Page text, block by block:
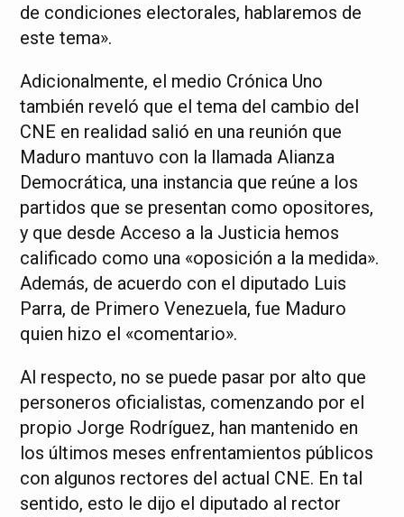
de condiciones electorales, hablaremos de
este tema».
Adicionalmente, el medio Crónica Uno
también reveló que el tema del cambio del
CNE en realidad salió en una reunión que
Maduro mantuvo con la llamada Alianza
Democrática, una instancia que reúne a los
partidos que se presentan como opositores,
y que desde Acceso a la Justicia hemos
calificado como una «oposición a la medida».
Además, de acuerdo con el diputado Luis
Parra, de Primero Venezuela, fue Maduro
quien hizo el «comentario».
Al respecto, no se puede pasar por alto que
personeros oficialistas, comenzando por el
propio Jorge Rodríguez, han mantenido en
los últimos meses enfrentamientos públicos
con algunos rectores del actual CNE. En tal
sentido, esto le dijo el diputado al rector